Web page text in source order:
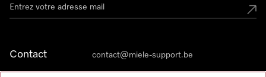
Contact contact@miele-support.be